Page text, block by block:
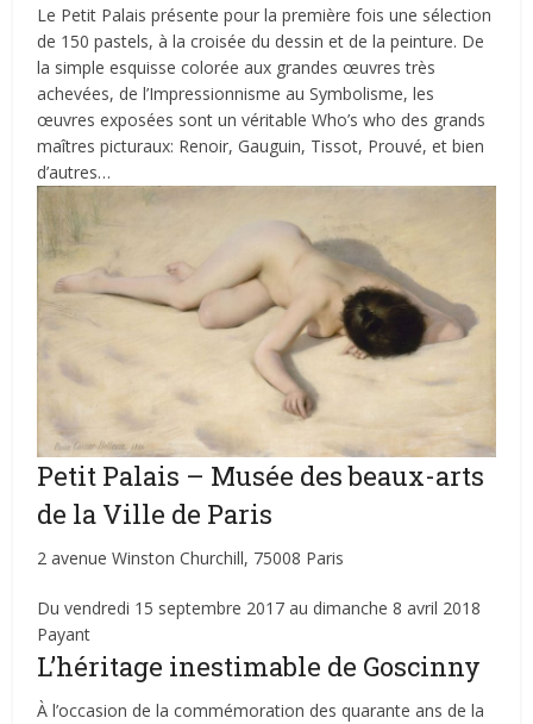
Le Petit Palais présente pour la première fois une sélection
de 150 pastels, à la croisée du dessin et de la peinture. De
la simple esquisse colorée aux grandes œuvres très
achevées, de l’Impressionnisme au Symbolisme, les
œuvres exposées sont un véritable Who’s who des grands
maîtres picturaux: Renoir, Gauguin, Tissot, Prouvé, et bien
d’autres…
Petit Palais – Musée des beaux-arts
de la Ville de Paris
2 avenue Winston Churchill, 75008 Paris
Du vendredi 15 septembre 2017 au dimanche 8 avril 2018
Payant
L’héritage inestimable de Goscinny
À l’occasion de la commémoration des quarante ans de la